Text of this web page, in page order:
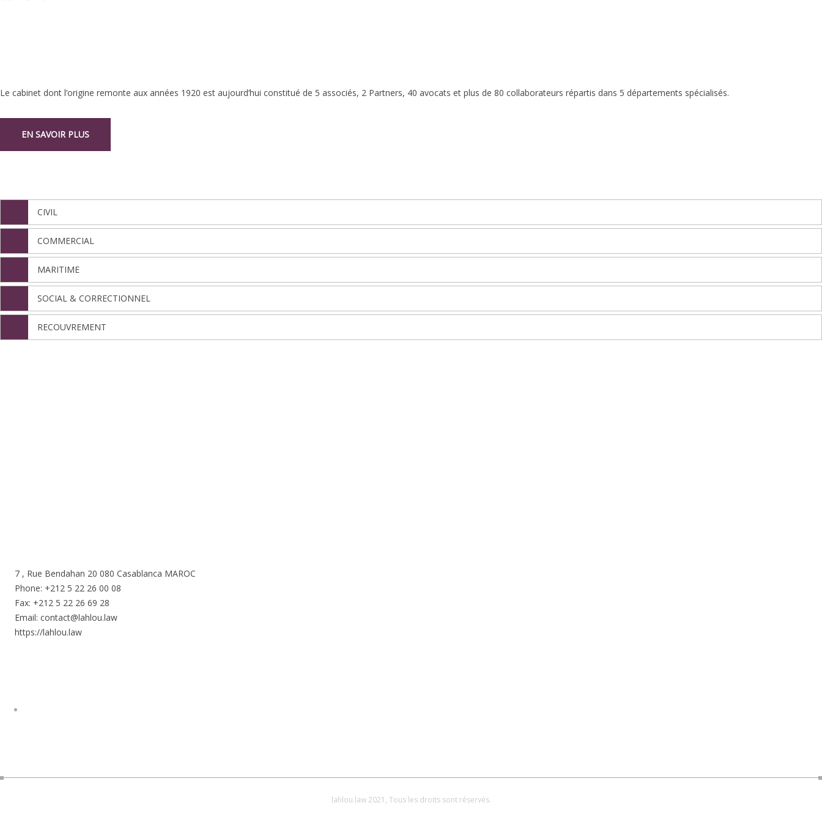
Le cabinet dont l’origine remonte aux années 1920 est aujourd’hui constitué de 5 associés, 2 Partners, 40 avocats et plus de 80 collaborateurs répartis dans 5 départements spécialisés.
EN SAVOIR PLUS
CIVIL
COMMERCIAL
MARITIME
SOCIAL & CORRECTIONNEL
RECOUVREMENT
7 , Rue Bendahan 20 080 Casablanca MAROC
Phone: +212 5 22 26 00 08
Fax: +212 5 22 26 69 28
Email: contact@lahlou.law
https://lahlou.law
lahlou.law 2021, Tous les droits sont réservés.